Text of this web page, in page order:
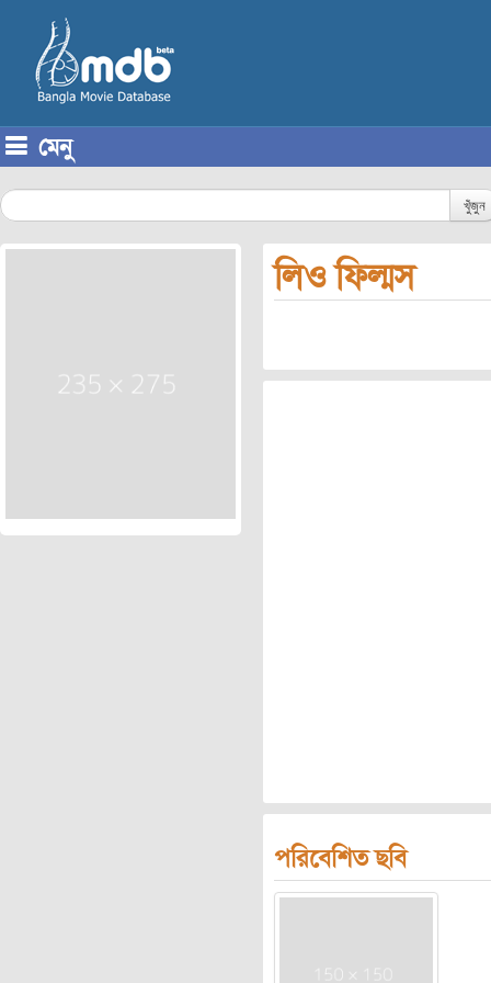
মেনু
খুঁজুন
লিও ফিল্মস
পরিবেশিত ছবি